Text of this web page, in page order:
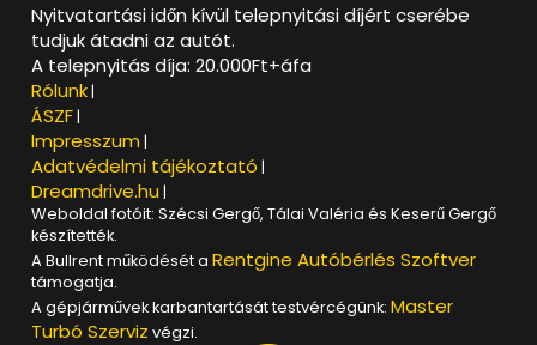
Nyitvatartási időn kívül telepnyitási díjért cserébe
tudjuk átadni az autót.
A telepnyitás díja: 20.000Ft+áfa
Rólunk|
ÁSZF|
Impresszum |
Adatvédelmi tájékoztató |
Dreamdrive.hu |
Weboldal fotóit: Szécsi Gergő, Tálai Valéria és Keserű Gergő
készítették.
A Bullrent működését aRentgine Autóbérlés Szoftver
támogatja.
A gépjárművek karbantartását testvércégünk:Master
Turbó Szerviz végzi.